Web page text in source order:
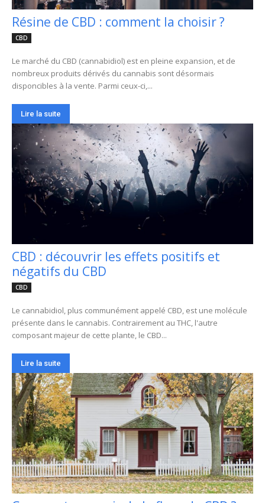
Résine de CBD : comment la choisir ?
CBD
Le marché du CBD (cannabidiol) est en pleine expansion, et de
nombreux produits dérivés du cannabis sont désormais
disponcibles à la vente. Parmi ceux-ci,...
Lire la suite
CBD : découvrir les effets positifs et
négatifs du CBD
CBD
Le cannabidiol, plus communément appelé CBD, est une molécule
présente dans le cannabis. Contrairement au THC, l'autre
composant majeur de cette plante, le CBD...
Lire la suite